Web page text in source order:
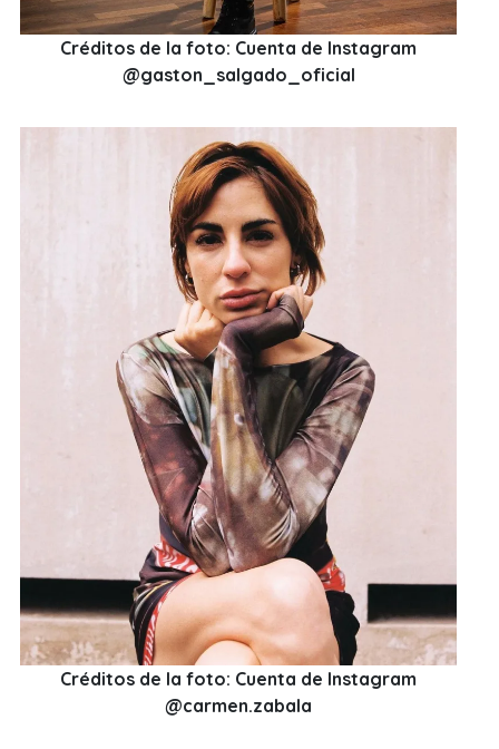
Créditos de la foto: Cuenta de Instagram
@gaston_salgado_oficial
Créditos de la foto: Cuenta de Instagram
@carmen.zabala